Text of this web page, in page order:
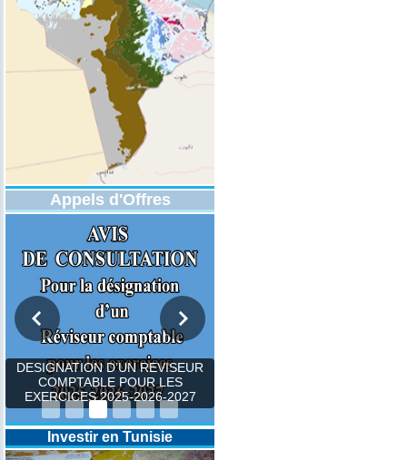
Appels d'Offres
DÉSIGNATION D'UN AVOCAT
OU UN CABINET
PROFESSIONNEL D’AVOCATS
POUR REPRÉSENTER L'ONM
Investir en Tunisie